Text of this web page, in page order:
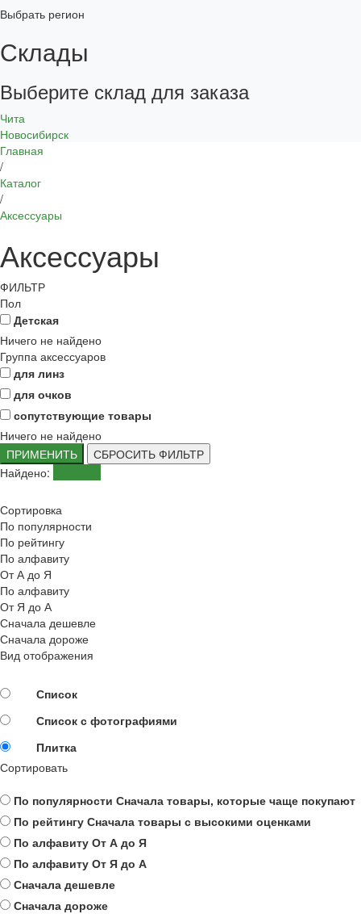
Выбрать регион
Склады
Выберите склад для заказа
Чита
Новосибирск
Главная
/
Каталог
/
Аксессуары
Аксессуары
ФИЛЬТР
Пол
Детская
Ничего не найдено
Группа аксессуаров
для линз
для очков
сопутствующие товары
Ничего не найдено
ПРИМЕНИТЬ
СБРОСИТЬ ФИЛЬТР
Найдено:
Сортировка
По популярности
По рейтингу
По алфавиту
От А до Я
По алфавиту
От Я до А
Сначала дешевле
Сначала дороже
Вид отображения
Список
Список с фотографиями
Плитка
Сортировать
По популярности Сначала товары, которые чаще покупают
По рейтингу Сначала товары с высокими оценками
По алфавиту От А до Я
По алфавиту От Я до А
Сначала дешевле
Сначала дороже